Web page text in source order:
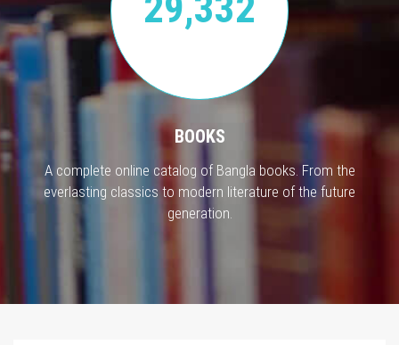
BOOKS
A complete online catalog of Bangla books. From the
everlasting classics to modern literature of the future
generation.